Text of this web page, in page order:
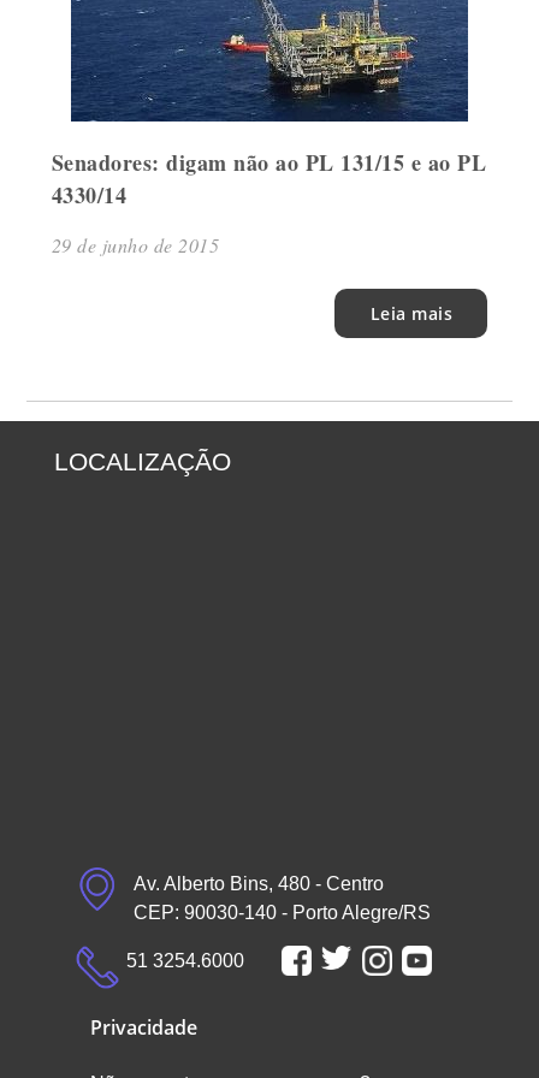
Senadores: digam não ao PL 131/15 e ao PL
4330/14
29 de junho de 2015
Leia mais
LOCALIZAÇÃO
Av. Alberto Bins, 480 - Centro
CEP: 90030-140 - Porto Alegre/RS
51 3254.6000
Privacidade